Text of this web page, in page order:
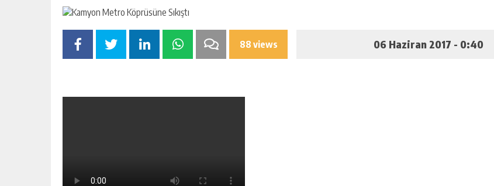
88 views 06 Haziran 2017 - 0:40